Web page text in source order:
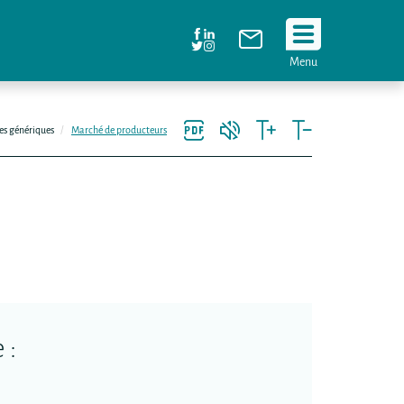
Suivez
!
Menu
génériques Marché de producteurs
: